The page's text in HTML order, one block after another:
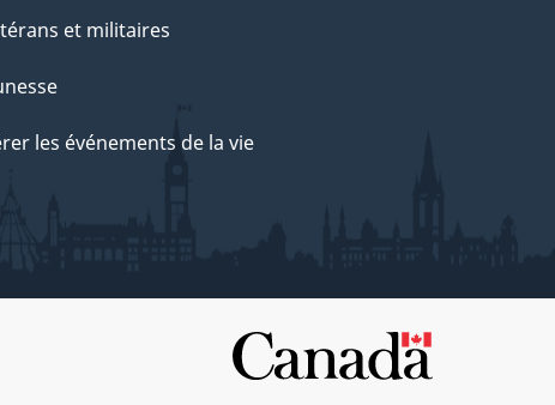
et militaires
les événements de la vie